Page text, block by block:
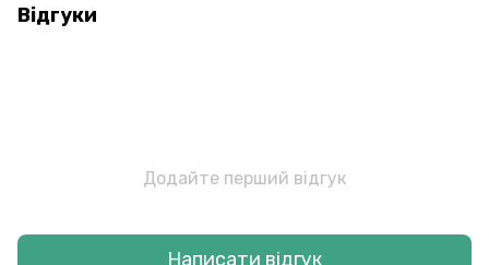
Відгуки
Додайте перший відгук
Написати відгук